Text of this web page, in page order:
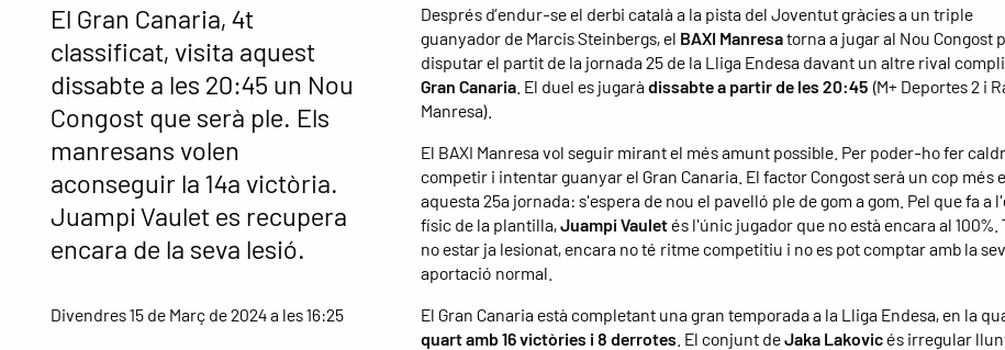
El Gran Canaria, 4t
classificat, visita aquest
dissabte a les 20:45 un Nou
Congost que serà ple. Els
manresans volen
aconseguir la 14a victòria.
Juampi Vaulet es recupera
encara de la seva lesió.
Divendres 15 de Març de 2024 a les 16:25
Després d’endur-se el derbi català a la pista del Joventut gràcies a un triple
guanyador de Marcis Steinbergs, el BAXI Manresatorna a jugar al Nou Congost
disputar el partit de la jornada 25 de la Lliga Endesa davant un altre rival
Gran Canaria. El duel es jugarà dissabte a partir de les 20:45 (M+ Deportes 2 i
Manresa).
El BAXI Manresa vol seguir mirant el més amunt possible. Per poder-ho fer
competir i intentar guanyar el Gran Canaria. El factor Congost serà un cop més
aquesta 25a jornada: s'espera de nou el pavelló ple de gom a gom. Pel que fa a
físic de la plantilla,Juampi Vauletés l'únic jugador que no està encara al 100%.
no estar ja lesionat, encara no té ritme competitiu i no es pot comptar amb la
aportació normal.
El Gran Canaria està completant una gran temporada a la Lliga Endesa, en la
quart amb 16 victòries i 8 derrotes . El conjunt deJaka Lakovicés irregular